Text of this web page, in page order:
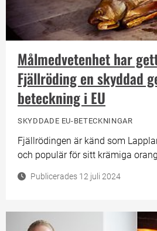
Målmedvetenhet har
Fjällröding en skyddad
beteckning i EU
SKYDDADE EU-BETECKNINGAR
Fjällrödingen är känd som
och populär för sitt krämiga
nu har tilldelats en skyddad
till fler konsumenter och bidra till
och vattenbruket i Sverige.
Publicerades 12 juli 2024